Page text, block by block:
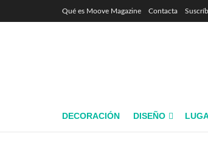
Qué es Moove Magazine Contacta
DECORACIÓN DISEÑO